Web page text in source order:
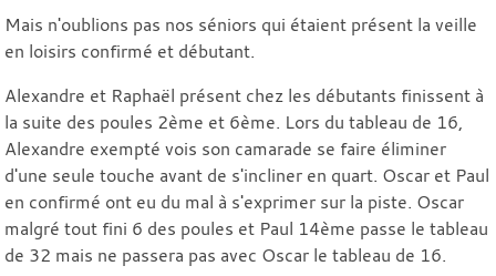
Mais n'oublions pas nos séniors qui étaient présent la veille
en loisirs confirmé et débutant.
Alexandre et Raphaël présent chez les débutants finissent à
la suite des poules 2ème et 6ème. Lors du tableau de 16,
Alexandre exempté vois son camarade se faire éliminer
d'une seule touche avant de s'incliner en quart. Oscar et Paul
en confirmé ont eu du mal à s'exprimer sur la piste. Oscar
malgré tout fini 6 des poules et Paul 14ème passe le tableau
de 32 mais ne passera pas avec Oscar le tableau de 16.